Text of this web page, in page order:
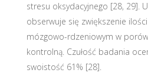
stresu oksydacyjnego [28, 29].
obserwuje się zwiększenie ilości
mózgowo-rdzeniowym w
kontrolną. Czułość badania
swoistość 61% [28].